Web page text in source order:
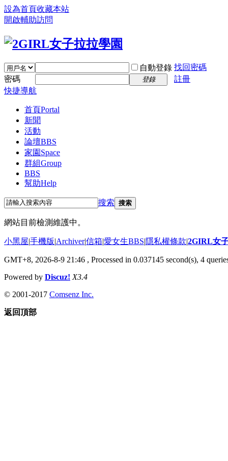
設為首頁收藏本站
開啟輔助訪問
自動登錄 找回密碼
密碼
登錄
註冊
快捷導航
首頁Portal
新聞
活動
論壇BBS
家園 Space
群組Group
BBS
幫助Help
搜索 搜索
網站目前檢測維護中。
小黑屋|手機版|Archiver|信箱|愛女生BBS|隱私權條款|2GIRL女
GMT+8, 2026-8-9 21:46 , Processed in 0.037145 second(s), 4
Powered by Discuz! X3.4
© 2001-2017 Comsenz Inc.
返回頂部